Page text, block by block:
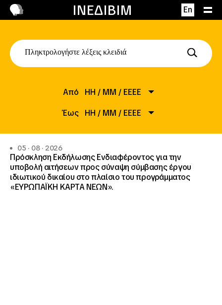
ΙΝΕΔΙΒΙΜ En
Επικοινωνία
Από HH / MM / EEEE
Έως ΗΗ / ΜΜ / ΕΕΕΕ
05 · 08 · 2026
Πρόσκληση Εκδήλωσης Ενδιαφέροντος για την
υποβολή αιτήσεων προς σύναψη σύμβασης έργου
ιδιωτικού δικαίου στο πλαίσιο του προγράμματος
«ΕΥΡΩΠΑΪΚΗ ΚΑΡΤΑ ΝΕΩΝ».